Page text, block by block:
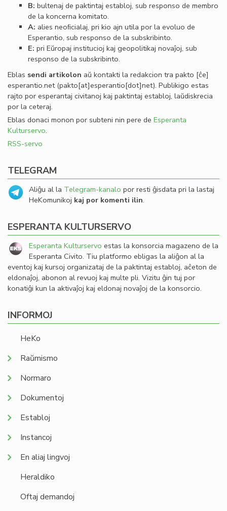
B: bultenaj de paktintaj establoj, sub responso de membro
de la koncerna komitato.
A: alies neoﬁcialaj, pri kio ajn utila por la evoluo de
Esperantio, sub responso de la subskribinto.
E: pri Eŭropaj institucioj kaj geopolitikaj novaĵoj, sub
responso de la subskribinto.
Eblas sendi artikolon aŭ kontakti la redakcion tra pakto [ĉe]
esperantio.net(pakto[at]esperantio[dot]net). Publikigo estas
rajto por esperantaj civitanoj kaj paktintaj establoj, laŭdiskrecia
por la ceteraj.
Eblas donaci monon por subteni nin pere de Esperanta
Kulturservo.
RSS-servo
TELEGRAM
Aliĝu al la Telegram-kanalo por resti ĝisdata pri la lastaj
HeKomunikoj kaj por komenti ilin.
ESPERANTA KULTURSERVO
Esperanta Kulturservo estas la konsorcia magazeno de la
Esperanta Civito. Tiu platformo ebligas la aliĝon al la
eventoj kaj kursoj organizataj de la paktintaj establoj, aĉeton de
eldonaĵoj, abonon al revuoj kaj multe pli. Vizitu ĝin tuj por
konatiĝi kun la aktivaĵoj kaj eldonaj novaĵoj de la konsorcio.
INFORMOJ
HeKo
Raŭmismo
Normaro
Dokumentoj
Establoj
Instancoj
En aliaj lingvoj
Heraldiko
Oftaj demandoj